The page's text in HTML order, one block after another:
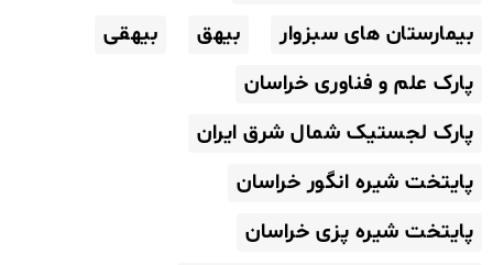
بیمارستان های سبزوار
بیهق
بیهقی
پارک علم و فناوری خراسان
پارک لجستیک شمال شرق ایران
پایتخت شیره انگور خراسان
پایتخت شیره پزی خراسان